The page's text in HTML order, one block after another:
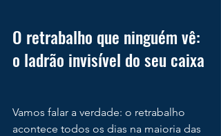
O retrabalho que ninguém vê:
o ladrão invisível do seu caixa
Vamos falar a verdade: o retrabalho
acontece todos os dias na maioria das